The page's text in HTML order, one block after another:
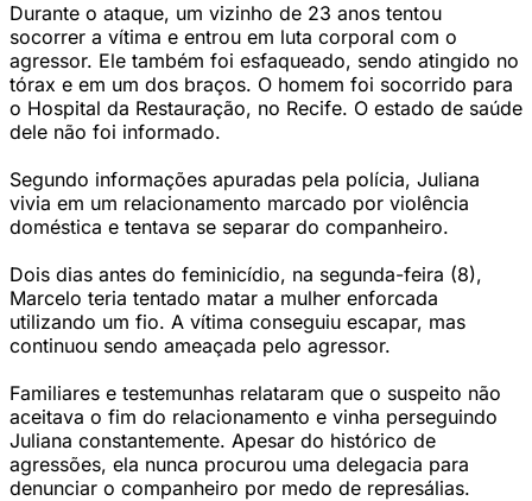
Durante o ataque, um vizinho de 23 anos tentou
socorrer a vítima e entrou em luta corporal com o
agressor. Ele também foi esfaqueado, sendo atingido no
tórax e em um dos braços. O homem foi socorrido para
o Hospital da Restauração, no Recife. O estado de saúde
dele não foi informado.
Segundo informações apuradas pela polícia, Juliana
vivia em um relacionamento marcado por violência
doméstica e tentava se separar do companheiro.
Dois dias antes do feminicídio, na segunda-feira (8),
Marcelo teria tentado matar a mulher enforcada
utilizando um fio. A vítima conseguiu escapar, mas
continuou sendo ameaçada pelo agressor.
Familiares e testemunhas relataram que o suspeito não
aceitava o fim do relacionamento e vinha perseguindo
Juliana constantemente. Apesar do histórico de
agressões, ela nunca procurou uma delegacia para
denunciar o companheiro por medo de represálias.